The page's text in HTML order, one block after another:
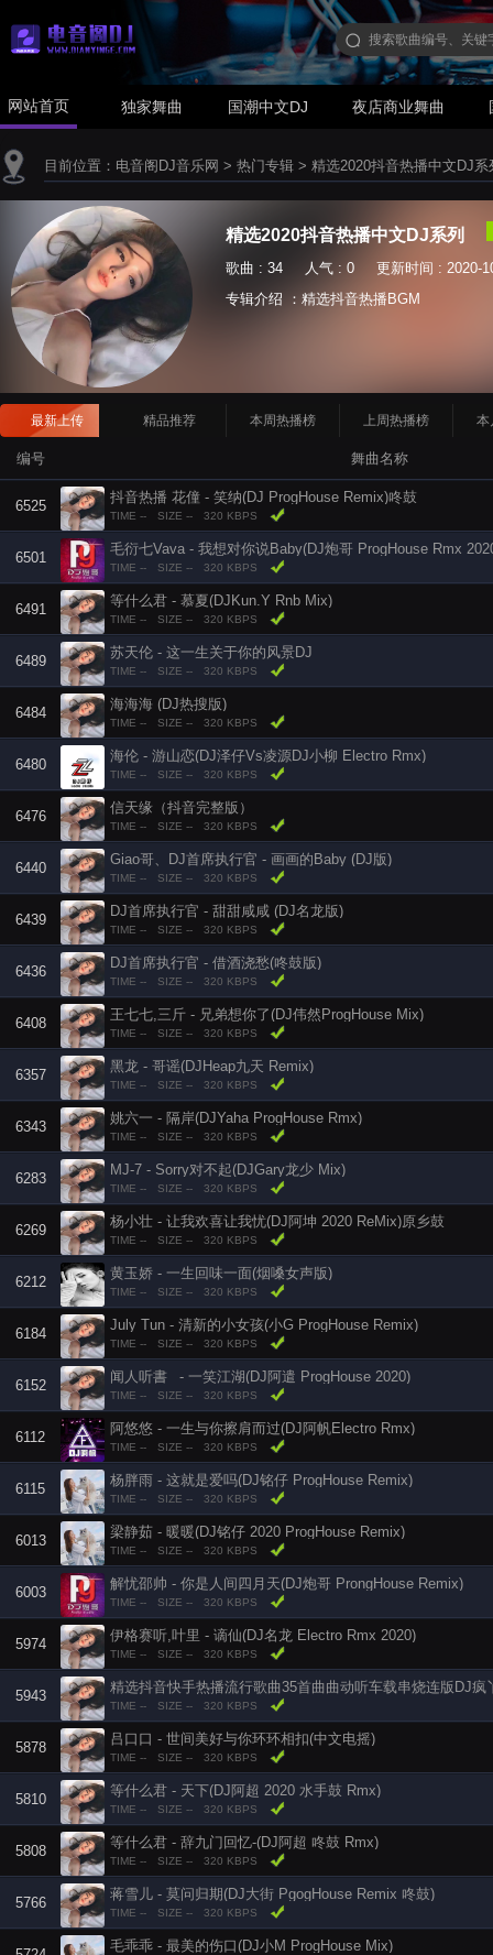
网站首页 独家舞曲 国潮中文DJ 夜店商业舞曲
目前位置： 电音阁DJ音乐网 > 热门专辑 > 精选2020抖音热播中文DJ系
精选2020抖音热播中文DJ系列
歌曲 : 34 人气 : 0 更新时间 : 2020-
专辑介绍 ：精选抖音热播BGM
最新上传 精品推荐 本周热播榜 上周热播榜 本
编号 舞曲名称
6525
抖音热播 花僮 - 笑纳(DJ ProgHouse Remix)咚鼓
TIME -- SIZE -- 320 KBPS
6501
毛衍七Vava - 我想对你说Baby(DJ炮哥 ProgHouse Rmx
TIME -- SIZE -- 320 KBPS
6491
等什么君 - 慕夏(DJKun.Y Rnb Mix)
TIME -- SIZE -- 320 KBPS
6489
苏天伦 - 这一生关于你的风景DJ
TIME -- SIZE -- 320 KBPS
6484
海海海 (DJ热搜版)
TIME -- SIZE -- 320 KBPS
6480
海伦 - 游山恋(DJ泽仔Vs凌源DJ小柳 Electro Rmx)
TIME -- SIZE -- 320 KBPS
6476
信天缘（抖音完整版）
TIME -- SIZE -- 320 KBPS
6440
Giao哥、DJ首席执行官 - 画画的Baby (DJ版)
TIME -- SIZE -- 320 KBPS
6439
DJ首席执行官 - 甜甜咸咸 (DJ名龙版)
TIME -- SIZE -- 320 KBPS
6436
DJ首席执行官 - 借酒浇愁(咚鼓版)
TIME -- SIZE -- 320 KBPS
6408
王七七,三斤 - 兄弟想你了(DJ伟然ProgHouse Mix)
TIME -- SIZE -- 320 KBPS
6357
黑龙 - 哥谣(DJHeap九天 Remix)
TIME -- SIZE -- 320 KBPS
6343
姚六一 - 隔岸(DJYaha ProgHouse Rmx)
TIME -- SIZE -- 320 KBPS
6283
MJ-7 - Sorry对不起(DJGary龙少 Mix)
TIME -- SIZE -- 320 KBPS
6269
杨小壮 - 让我欢喜让我忧(DJ阿坤 2020 ReMix)原乡鼓
TIME -- SIZE -- 320 KBPS
6212
黄玉娇 - 一生回味一面(烟嗓女声版)
TIME -- SIZE -- 320 KBPS
6184
July Tun - 清新的小女孩(小G ProgHouse Remix)
TIME -- SIZE -- 320 KBPS
6152
闻人听書_ - 一笑江湖(DJ阿遣 ProgHouse 2020)
TIME -- SIZE -- 320 KBPS
6112
阿悠悠 - 一生与你擦肩而过(DJ阿帆Electro Rmx)
TIME -- SIZE -- 320 KBPS
6115
杨胖雨 - 这就是爱吗(DJ铭仔 ProgHouse Remix)
TIME -- SIZE -- 320 KBPS
6013
梁静茹 - 暖暖(DJ铭仔 2020 ProgHouse Remix)
TIME -- SIZE -- 320 KBPS
6003
解忧邵帅 - 你是人间四月天(DJ炮哥 ProngHouse Remix)
TIME -- SIZE -- 320 KBPS
5974
伊格赛听,叶里 - 谪仙(DJ名龙 Electro Rmx 2020)
TIME -- SIZE -- 320 KBPS
5943
精选抖音快手热播流行歌曲35首曲曲动听车载串烧连版DJ疯
TIME -- SIZE -- 320 KBPS
5878
吕口口 - 世间美好与你环环相扣(中文电摇)
TIME -- SIZE -- 320 KBPS
5810
等什么君 - 天下(DJ阿超 2020 水手鼓 Rmx)
TIME -- SIZE -- 320 KBPS
5808
等什么君 - 辞九门回忆-(DJ阿超 咚鼓 Rmx)
TIME -- SIZE -- 320 KBPS
5766
蒋雪儿 - 莫问归期(DJ大街 PgogHouse Remix 咚鼓)
TIME -- SIZE -- 320 KBPS
毛乖乖 - 最美的伤口(DJ小M ProgHouse Mix)